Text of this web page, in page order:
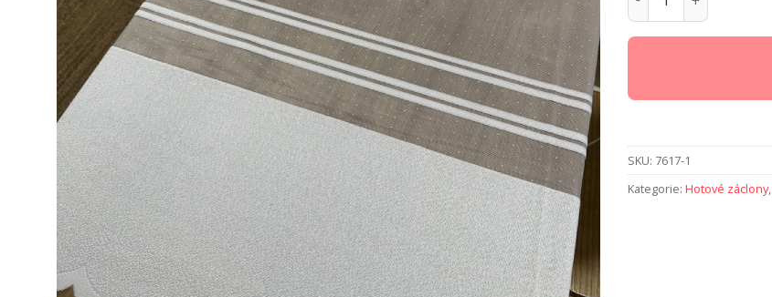
SKU: 7617-1
Kategorie: Hotové záclony,